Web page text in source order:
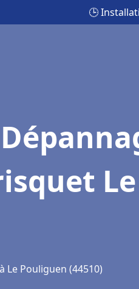
🕒
Le
Pouliguen (44510)